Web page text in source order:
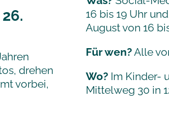
drehen
vorbei,
16 bis 19 Uhr
August von 16
Für wen?Alle
Wo? Im Kinder-
Mittelweg 30 in